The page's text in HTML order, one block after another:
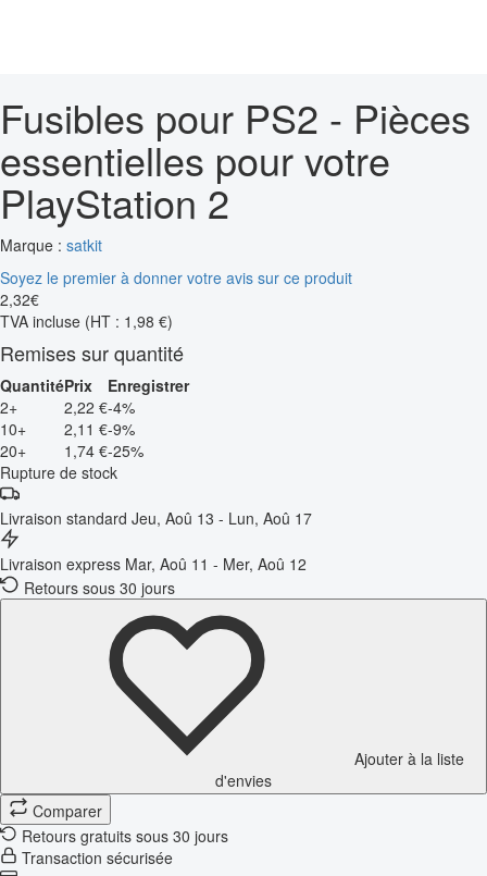
Fusibles pour PS2 - Pièces
essentielles pour votre
PlayStation 2
Marque : satkit
Soyez le premier à donner votre avis sur ce produit
2,32€
TVA incluse (HT : 1,98 €)
Remises sur quantité
QuantitéPrix
Enregistrer
2+
2,22 €-4%
10+
2,11 €-9%
20+
1,74 €-25%
Rupture de stock
Livraison standard Jeu, Aoû 13 - Lun, Aoû 17
Livraison express Mar, Aoû 11 - Mer, Aoû 12
Retours sous 30 jours
Ajouter à la liste
d'envies
Comparer
Retours gratuits sous 30 jours
Transaction sécurisée